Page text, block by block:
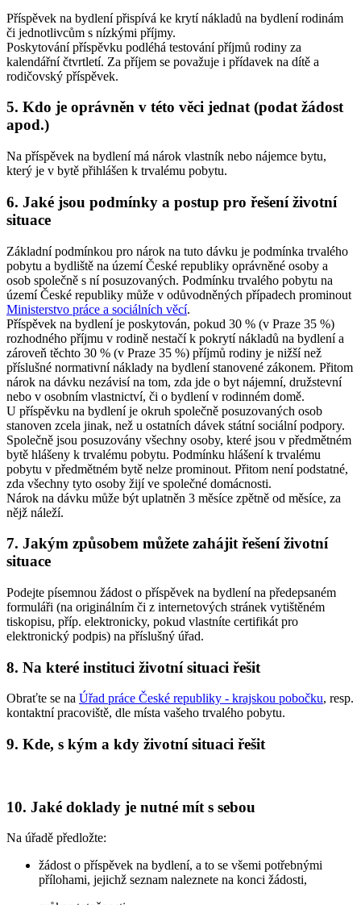
Příspěvek na bydlení přispívá ke krytí nákladů na bydlení rodinám
či jednotlivcům s nízkými příjmy.
Poskytování příspěvku podléhá testování příjmů rodiny za
kalendářní čtvrtletí. Za příjem se považuje i přídavek na dítě a
rodičovský příspěvek.
5. Kdo je oprávněn v této věci jednat (podat žádost
apod.)
Na příspěvek na bydlení má nárok vlastník nebo nájemce bytu,
který je v bytě přihlášen k trvalému pobytu.
6. Jaké jsou podmínky a postup pro řešení životní
situace
Základní podmínkou pro nárok na tuto dávku je podmínka trvalého
pobytu a bydliště na území České republiky oprávněné osoby a
osob společně s ní posuzovaných. Podmínku trvalého pobytu na
území České republiky může v odůvodněných případech prominout
Ministerstvo práce a sociálních věcí.
Příspěvek na bydlení je poskytován, pokud 30 % (v Praze 35 %)
rozhodného příjmu v rodině nestačí k pokrytí nákladů na bydlení a
zároveň těchto 30 % (v Praze 35 %) příjmů rodiny je nižší než
příslušné normativní náklady na bydlení stanovené zákonem. Přitom
nárok na dávku nezávisí na tom, zda jde o byt nájemní, družstevní
nebo v osobním vlastnictví, či o bydlení v rodinném domě.
U příspěvku na bydlení je okruh společně posuzovaných osob
stanoven zcela jinak, než u ostatních dávek státní sociální podpory.
Společně jsou posuzovány všechny osoby, které jsou v předmětném
bytě hlášeny k trvalému pobytu. Podmínku hlášení k trvalému
pobytu v předmětném bytě nelze prominout. Přitom není podstatné,
zda všechny tyto osoby žijí ve společné domácnosti.
Nárok na dávku může být uplatněn 3 měsíce zpětně od měsíce, za
nějž náleží.
7. Jakým způsobem můžete zahájit řešení životní
situace
Podejte písemnou žádost o příspěvek na bydlení na předepsaném
formuláři (na originálním či z internetových stránek vytištěném
tiskopisu, příp. elektronicky, pokud vlastníte certifikát pro
elektronický podpis) na příslušný úřad.
8. Na které instituci životní situaci řešit
Obraťte se na Úřad práce České republiky - krajskou pobočku, resp.
kontaktní pracoviště, dle místa vašeho trvalého pobytu.
9. Kde, s kým a kdy životní situaci řešit
10. Jaké doklady je nutné mít s sebou
Na úřadě předložte:
žádost o příspěvek na bydlení, a to se všemi potřebnými
přílohami, jejichž seznam naleznete na konci žádosti,